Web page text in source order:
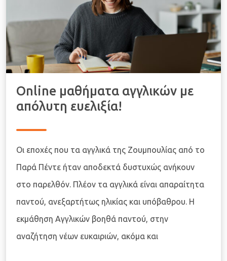
Online μαθήματα αγγλικών με
απόλυτη ευελιξία!
Οι εποχές που τα αγγλικά της Ζουμπουλίας από το
Παρά Πέντε ήταν αποδεκτά δυστυχώς ανήκουν
στο παρελθόν. Πλέον τα αγγλικά είναι απαραίτητα
παντού, ανεξαρτήτως ηλικίας και υπόβαθρου. Η
εκμάθηση Αγγλικών βοηθά παντού, στην
αναζήτηση νέων ευκαιριών, ακόμα και